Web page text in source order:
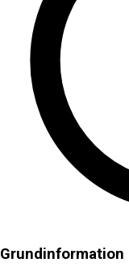
Grundinformation